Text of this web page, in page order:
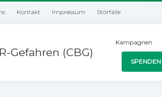
Kontakt Impressum Störfälle
Gefahren (CBG)
Kampagnen
SPENDEN